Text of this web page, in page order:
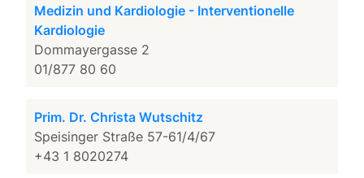
Medizin und Kardiologie - Interventionelle
Kardiologie
Dommayergasse 2
01/877 80 60
Prim. Dr. Christa Wutschitz
Speisinger Straße 57-61/4/67
+43 1 8020274